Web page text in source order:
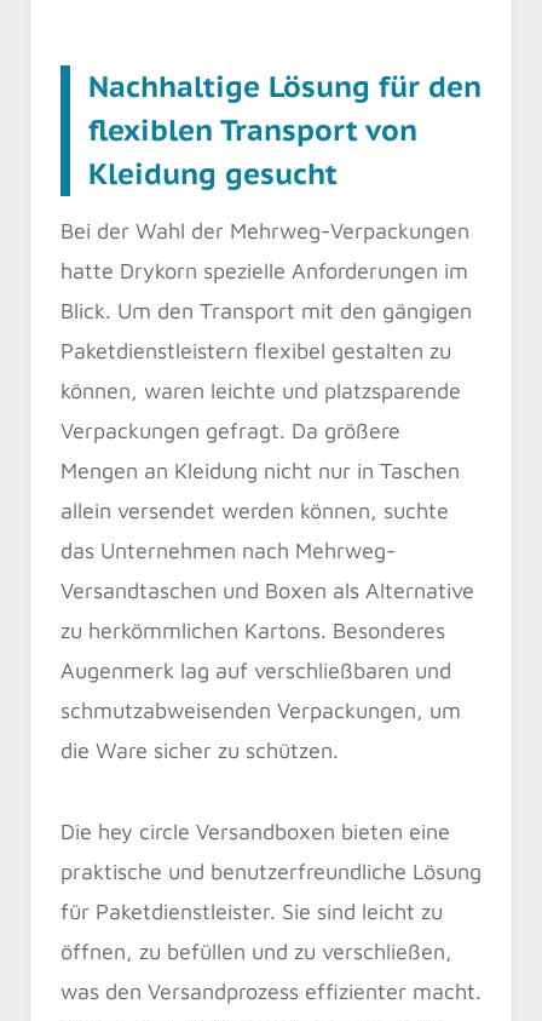
Nachhaltige Lösung für den
flexiblen Transport von
Kleidung gesucht
Bei der Wahl der Mehrweg-Verpackungen
hatte Drykorn spezielle Anforderungen im
Blick. Um den Transport mit den gängigen
Paketdienstleistern flexibel gestalten zu
können, waren leichte und platzsparende
Verpackungen gefragt. Da größere
Mengen an Kleidung nicht nur in Taschen
allein versendet werden können, suchte
das Unternehmen nach Mehrweg-
Versandtaschen und Boxen als Alternative
zu herkömmlichen Kartons. Besonderes
Augenmerk lag auf verschließbaren und
schmutzabweisenden Verpackungen, um
die Ware sicher zu schützen.
Die hey circle Versandboxen bieten eine
praktische und benutzerfreundliche Lösung
für Paketdienstleister. Sie sind leicht zu
öffnen, zu befüllen und zu verschließen,
was den Versandprozess effizienter macht.